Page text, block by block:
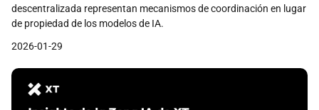
descentralizada representan mecanismos de coordinación en lugar
de propiedad de los modelos de IA.
2026-01-29